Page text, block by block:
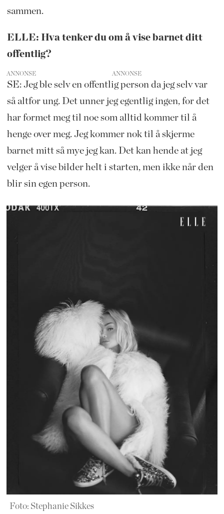
sammen.
ELLE: Hva tenker du om å vise barnet ditt
offentlig?
ANNONSE
SE: Jeg ble selv en offentlig person da jeg selv var
så altfor ung. Det unner jeg egentlig ingen, for det
har formet meg til noe som alltid kommer til å
henge over meg. Jeg kommer nok til å skjerme
barnet mitt så mye jeg kan. Det kan hende at jeg
velger å vise bilder helt i starten, men ikke når den
blir sin egen person.
Foto: Stephanie Sikkes